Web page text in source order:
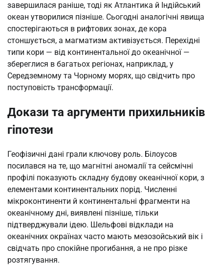
завершилася раніше, тоді як Атлантика й Індійський
океан утворилися пізніше. Сьогодні аналогічні явища
спостерігаються в рифтових зонах, де кора
стоншується, а магматизм активізується. Перехідні
типи кори — від континентальної до океанічної —
збереглися в багатьох регіонах, наприклад, у
Середземному та Чорному морях, що свідчить про
поступовість трансформації.
Докази та аргументи прихильників
гіпотези
Геофізичні дані грали ключову роль. Білоусов
посилався на те, що магнітні аномалії та сейсмічні
профілі показують складну будову океанічної кори, з
елементами континентальних порід. Численні
мікроконтиненти й континентальні фрагменти на
океанічному дні, виявлені пізніше, тільки
підтверджували ідею. Шельфові відклади на
океанічних окраїнах часто мають мезозойський вік і
свідчать про спокійне прогибання, а не про різке
розтягування.